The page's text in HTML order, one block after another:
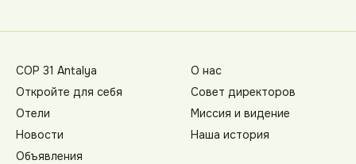
COP 31 Antalya
Откройте для себя
Отели
Новости
Объявления
О нас
Совет директоров
Миссия и видение
Наша история